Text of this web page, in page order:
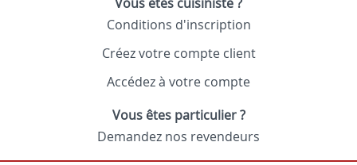
Conditions d'inscription
Créez votre compte client
Accédez à votre compte
Vous êtes particulier ?
Demandez nos revendeurs